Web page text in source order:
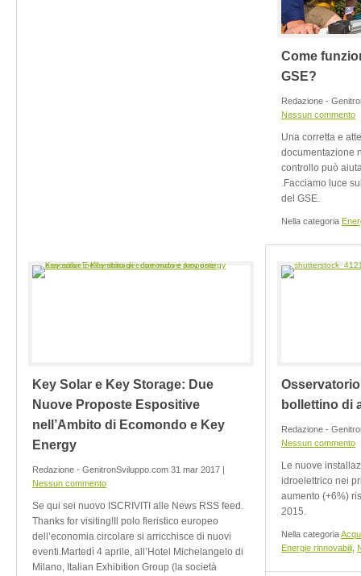
Come
GSE?
Redazione -
Nessun commento
Una corretta e
documentazione
controllo può
.Facciamo luce
del GSE.
Nella categoria
Key Solar e Key Storage: Due
Nuove Proposte Espositive
nell’Ambito di Ecomondo e Key
Energy
Redazione - GenitronSviluppo.com 31 mar 2017 |
Nessun commento
Se qui sei nuovo ISCRIVITI alle News RSS feed.
Thanks for visiting!Il polo fieristico europeo
dell’economia circolare si arricchisce di nuovi
eventi.Martedì 4 aprile, all’Hotel Michelangelo di
Milano, Italian Exhibition Group (la società
bollettino di
Redazione -
Nessun commento
Le nuove
idroelettrico nei
aumento (+6%)
2015.
Nella categoria
Energie rinnovabili